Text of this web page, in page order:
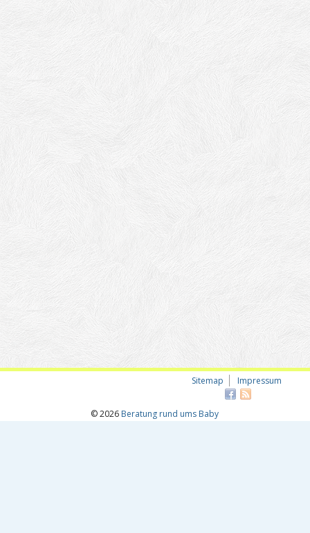
Sitemap Impressum
© 2026 Beratung rund ums Baby